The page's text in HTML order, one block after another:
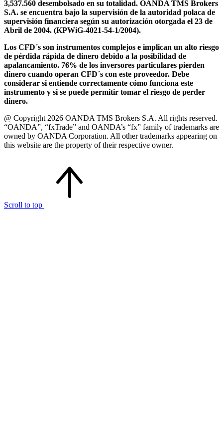
3,537.560 desembolsado en su totalidad. OANDA TMS Brokers
S.A. se encuentra bajo la supervisión de la autoridad polaca de
supervisión financiera según su autorización otorgada el 23 de
Abril de 2004. (KPWiG-4021-54-1/2004).
Los CFD´s son instrumentos complejos e implican un alto riesgo
de pérdida rápida de dinero debido a la posibilidad de
apalancamiento. 76% de los inversores particulares pierden
dinero cuando operan CFD´s con este proveedor. Debe
considerar si entiende correctamente cómo funciona este
instrumento y si se puede permitir tomar el riesgo de perder
dinero.
@ Copyright 2026 OANDA TMS Brokers S.A. All rights reserved.
“OANDA”, “fxTrade” and OANDA’s “fx” family of trademarks are
owned by OANDA Corporation. All other trademarks appearing on
this website are the property of their respective owner.
Scroll to top